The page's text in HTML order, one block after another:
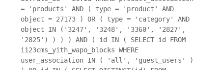
= 'products' AND ( type = 'product' AND
object = 27173 ) OR ( type = 'category' AND
object IN ('3247', '3248', '3360', '2827',
'2825') ) ) ) AND ( id IN ( SELECT id FROM
i123cms_yith_wapo_blocks WHERE
user_association IN ( 'all', 'guest_users' )